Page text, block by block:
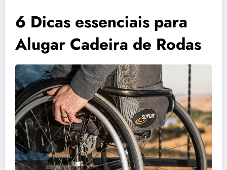
6 Dicas essenciais para
Alugar Cadeira de Rodas